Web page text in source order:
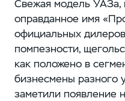
Свежая модель УАЗа,
оправданное имя
официальных
помпезности,
как положено в
бизнесмены разного
заметили появление